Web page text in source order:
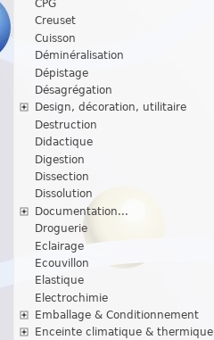
CPG
Creuset
Cuisson
Déminéralisation
Dépistage
Désagrégation
Design, décoration, utilitaire
Destruction
Didactique
Digestion
Dissection
Dissolution
Documentation...
Droguerie
Eclairage
Ecouvillon
Elastique
Electrochimie
Emballage & Conditionnement
Enceinte climatique & thermique